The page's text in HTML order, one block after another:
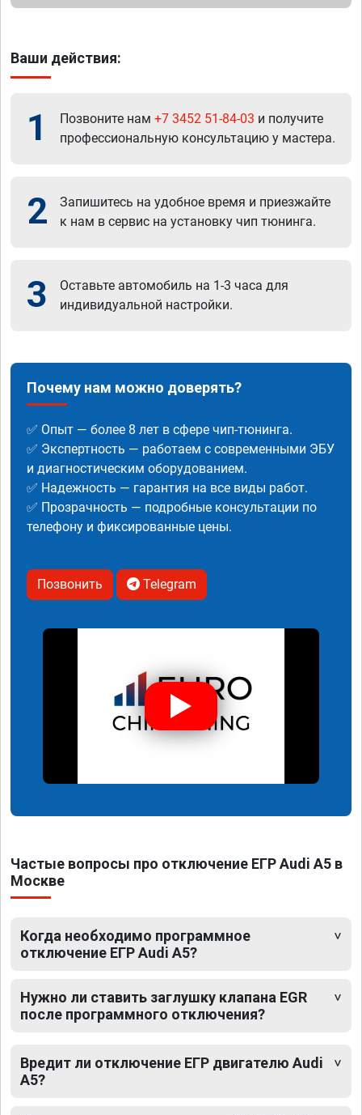
Ваши действия:
1 Позвоните нам +7 3452 51-84-03 и получите
профессиональную консультацию у мастера.
2
Запишитесь на удобное время и приезжайте
к нам в сервис на установку чип тюнинга.
3
Оставьте автомобиль на 1-3 часа для
индивидуальной настройки.
Почему нам можно доверять?
✅ Опыт — более 8 лет в сфере чип-тюнинга.
✅ Экспертность — работаем с современными ЭБУ
и диагностическим оборудованием.
✅ Надежность — гарантия на все виды работ.
✅ Прозрачность — подробные консультации по
телефону и фиксированные цены.
Позвонить Telegram
Частые вопросы про отключение ЕГР Audi A5 в
Москве
Когда необходимо программное
отключение ЕГР Audi A5?
Нужно ли ставить заглушку клапана EGR
после программного отключения?
Вредит ли отключение ЕГР двигателю Audi
A5?